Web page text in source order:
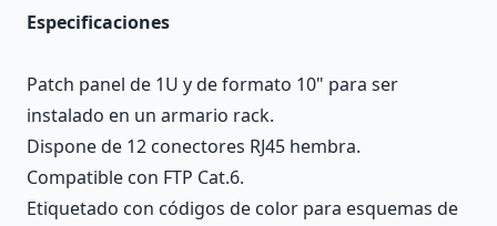
Especificaciones
Patch panel de 1U y de formato 10" para ser
instalado en un armario rack.
Dispone de 12 conectores RJ45 hembra.
Compatible con FTP Cat.6.
Etiquetado con códigos de color para esquemas de